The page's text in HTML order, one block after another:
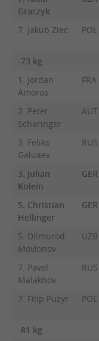
Graczyk
7. Jakub Ziec POL
-73 kg
1. Jordan
Amoros
FRA
2. Peter
Scharinger
AUT
3. Feliks
Galuaev
RUS
3. Julian
Kolein
GER
5. Christian
Hellinger
GER
5. Dilmurod
Movlonov
UZB
7. Pavel
Malakhov
RUS
7. Filip Puzyr POL
-81 kg